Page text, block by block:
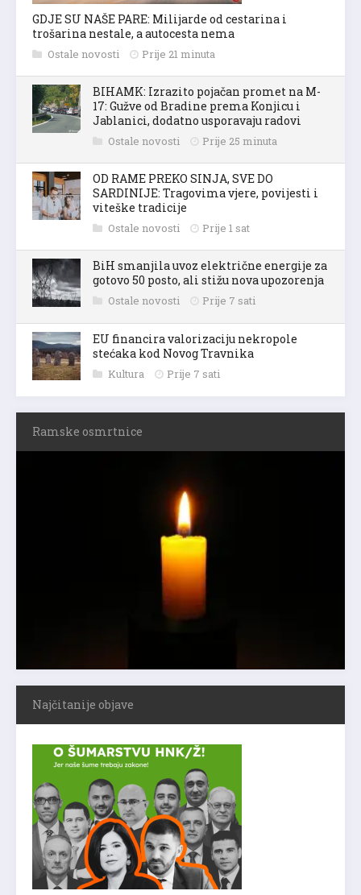
GDJE SU NAŠE PARE: Milijarde od cestarina i
trošarina nestale, a autocesta nema
Ostale novosti Prije 21 minuta
BIHAMK: Izrazito pojačan promet na M-
17: Gužve od Bradine prema Konjicu i
Jablanici, dodatno usporavaju radovi
Ostale novosti Prije 25 minuta
OD RAME PREKO SINJA, SVE DO
SARDINIJE: Tragovima vjere, povijesti i
viteške tradicije
Ostale novosti Prije 1 sat
BiH smanjila uvoz električne energije za
gotovo 50 posto, ali stižu nova upozorenja
Ostale novosti Prije 7 sati
EU financira valorizaciju nekropole
stećaka kod Novog Travnika
Kultura Prije 7 sati
Ramske osmrtnice
Najčitanije objave